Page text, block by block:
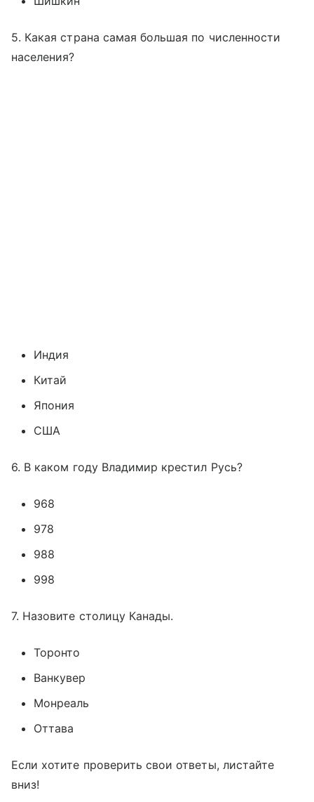
5. Какая страна самая большая по численности
населения?
Индия
Китай
Япония
США
6. В каком году Владимир крестил Русь?
968
978
988
998
7. Назовите столицу Канады.
Торонто
Ванкувер
Монреаль
Оттава
Если хотите проверить свои ответы, листайте
вниз!